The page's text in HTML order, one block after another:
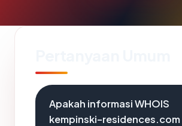
Apakah informasi WHOIS
kempinski-residences.com